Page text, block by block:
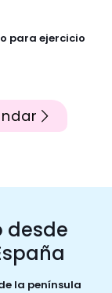
para ejercicio
desde
la península